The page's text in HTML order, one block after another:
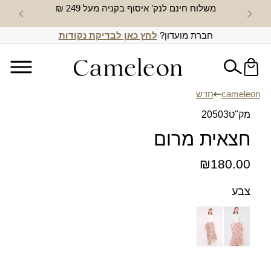
משלוח חינם לנק’ איסוף בקניה מעל 249 ₪ חדש
חברת מועדון? לחץ כאן לבדיקת נקודות
cameleon
חדש
מק"ט20503
חצאית מרום
₪180.00
צבע